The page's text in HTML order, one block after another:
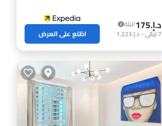
د.إ.‏175
/ليلة
7ليالي- د.إ.‏1,223 اطّلع على العرض